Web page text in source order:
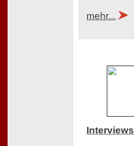
mehr...
Interviews